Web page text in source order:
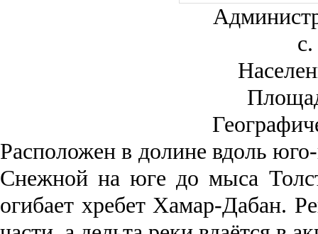
Рас­положен в долине вдоль
Снежной на юге до мыса
огибает хребет Хамар-Дабан.